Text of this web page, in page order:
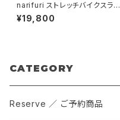
narifuri ストレッチバイクスラッ
クス （ NF5087 ）
¥19,800
CATEGORY
Reserve ／ ご予約商品